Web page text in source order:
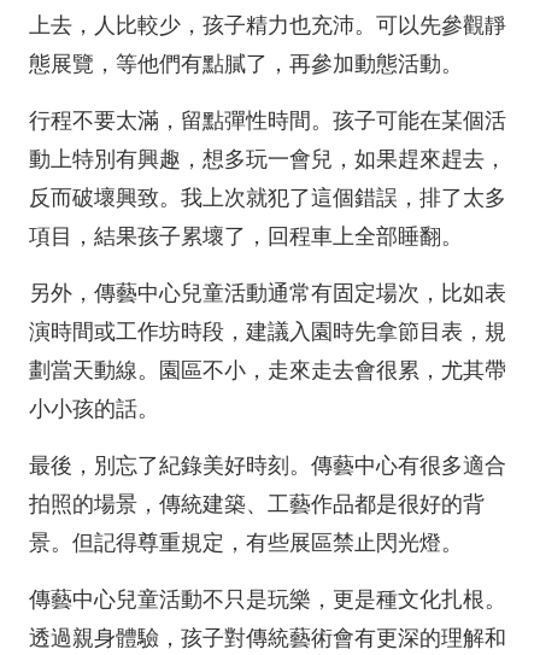
上去，人比較少，孩子精力也充沛。可以先參觀靜
態展覽，等他們有點膩了，再參加動態活動。
行程不要太滿，留點彈性時間。孩子可能在某個活
動上特別有興趣，想多玩一會兒，如果趕來趕去，
反而破壞興致。我上次就犯了這個錯誤，排了太多
項目，結果孩子累壞了，回程車上全部睡翻。
另外，傳藝中心兒童活動通常有固定場次，比如表
演時間或工作坊時段，建議入園時先拿節目表，規
劃當天動線。園區不小，走來走去會很累，尤其帶
小小孩的話。
最後，別忘了紀錄美好時刻。傳藝中心有很多適合
拍照的場景，傳統建築、工藝作品都是很好的背
景。但記得尊重規定，有些展區禁止閃光燈。
傳藝中心兒童活動不只是玩樂，更是種文化扎根。
透過親身體驗，孩子對傳統藝術會有更深的理解和